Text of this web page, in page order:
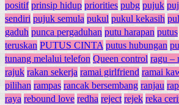
positif prinsip hidup priorities pubg pujuk
sendiri pujuk semula pukul pukul kekasih
gaduh punca pergaduhan putu harapan putus
teruskan PUTUS CINTA putus hubungan
tunang melalui telefon Queen control ragu –
rajuk rakan sekerja ramai girlfriend ramai
pilihan rampas rancak bersembang ranjau
raya rebound love redha reject rejek reka